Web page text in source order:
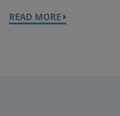
READ MORE